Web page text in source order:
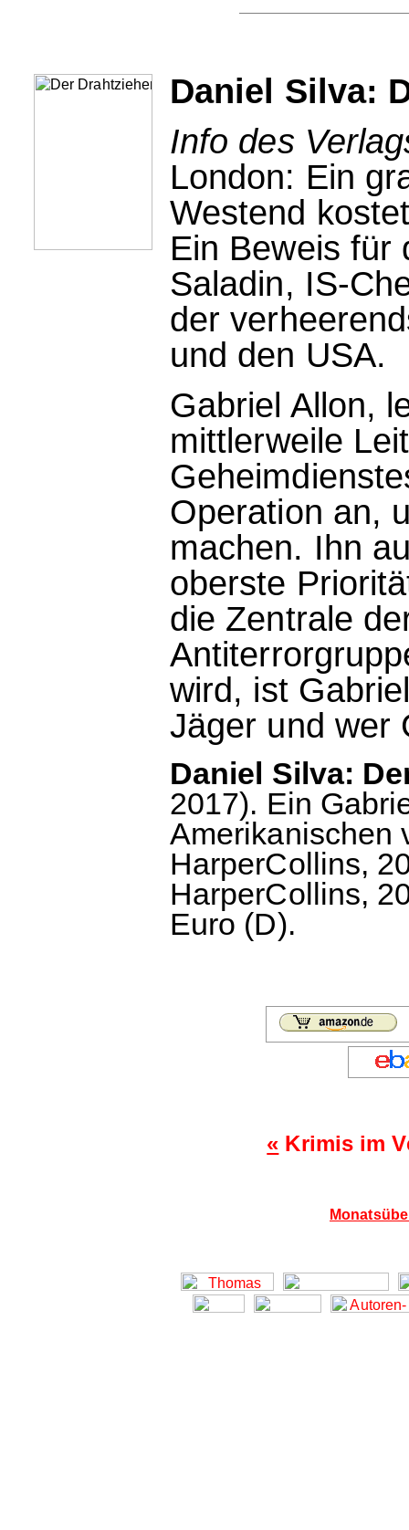
Daniel Silva:
Info des
London: Ein
Westend
Ein Beweis für
Saladin, IS-
der
und den USA.
Gabriel Allon,
mittlerweile
Operation an,
machen. Ihn
oberste
die Zentrale
wird, ist
Jäger und wer
Daniel Silva:
2017). Ein
Amerikanischen
HarperCollins,
HarperCollins,
Euro (D).
« Krimis im